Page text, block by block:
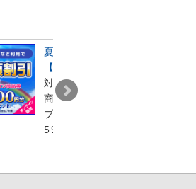
夏の受験生 徹底応援キャンペ
【第2弾】
対象クーポン利用でLECオン
商品券最大9千円分（1年間有
プレゼント◆8月31日（月）
59 まで！